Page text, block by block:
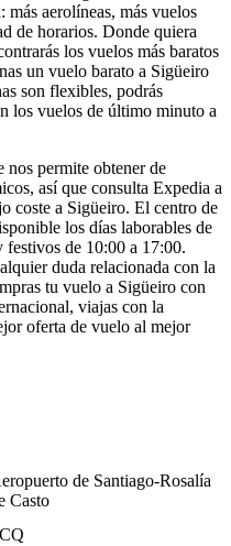
más aerolíneas, más vuelos
de horarios. Donde quiera
los vuelos más baratos
un vuelo barato a Sigüeiro
son flexibles, podrás
los vuelos de último minuto a
nos permite obtener de
así que consulta Expedia a
coste a Sigüeiro. El centro de
los días laborables de
festivos de 10:00 a 17:00.
duda relacionada con la
tu vuelo a Sigüeiro con
viajas con la
oferta de vuelo al mejor
de Santiago-Rosalía
Casto